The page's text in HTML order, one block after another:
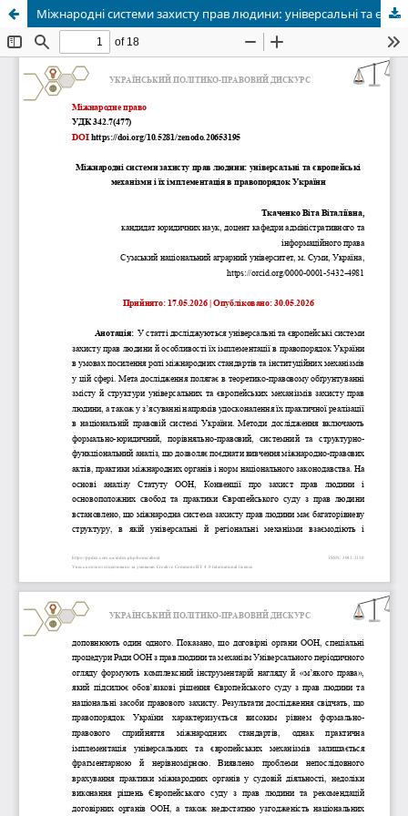
Міжнародні системи захисту прав людини: універсальні та європейські механізми і їх імплементація в правопорядок України